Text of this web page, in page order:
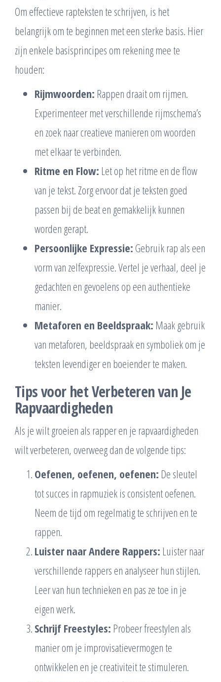
Om effectieve rapteksten te schrijven, is het
belangrijk om te beginnen met een sterke basis. Hier
zijn enkele basisprincipes om rekening mee te
houden:
Rijmwoorden: Rappen draait om rijmen.
Experimenteer met verschillende rijmschema’s
en zoek naar creatieve manieren om woorden
met elkaar te verbinden.
Ritme en Flow: Let op het ritme en de flow
van je tekst. Zorg ervoor dat je teksten goed
passen bij de beat en gemakkelijk kunnen
worden gerapt.
Persoonlijke Expressie: Gebruik rap als een
vorm van zelfexpressie. Vertel je verhaal, deel je
gedachten en gevoelens op een authentieke
manier.
Metaforen en Beeldspraak: Maak gebruik
van metaforen, beeldspraak en symboliek om je
teksten levendiger en boeiender te maken.
Tips voor het Verbeteren van Je
Rapvaardigheden
Als je wilt groeien als rapper en je rapvaardigheden
wilt verbeteren, overweeg dan de volgende tips:
Oefenen, oefenen, oefenen: De sleutel
tot succes in rapmuziek is consistent oefenen.
Neem de tijd om regelmatig te schrijven en te
rappen.
Luister naar Andere Rappers: Luister naar
verschillende rappers en analyseer hun stijlen.
Leer van hun technieken en pas ze toe in je
eigen werk.
Schrijf Freestyles: Probeer freestylen als
manier om je improvisatievermogen te
ontwikkelen en je creativiteit te stimuleren.